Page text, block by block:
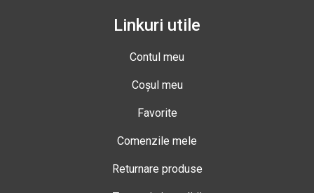
Linkuri utile
Contul meu
Coșul meu
Favorite
Comenzile mele
Returnare produse